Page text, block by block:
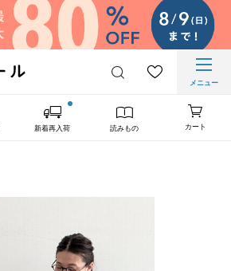
メニュー
新着再入荷 読みもの カート